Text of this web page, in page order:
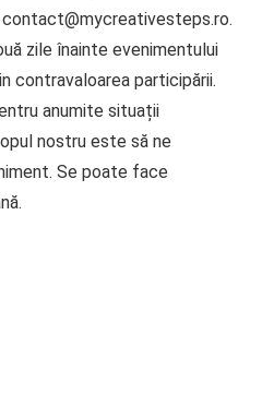
zile înainte evenimentului
contravaloarea participării.
anumite situații
nostru este să ne
Se poate face